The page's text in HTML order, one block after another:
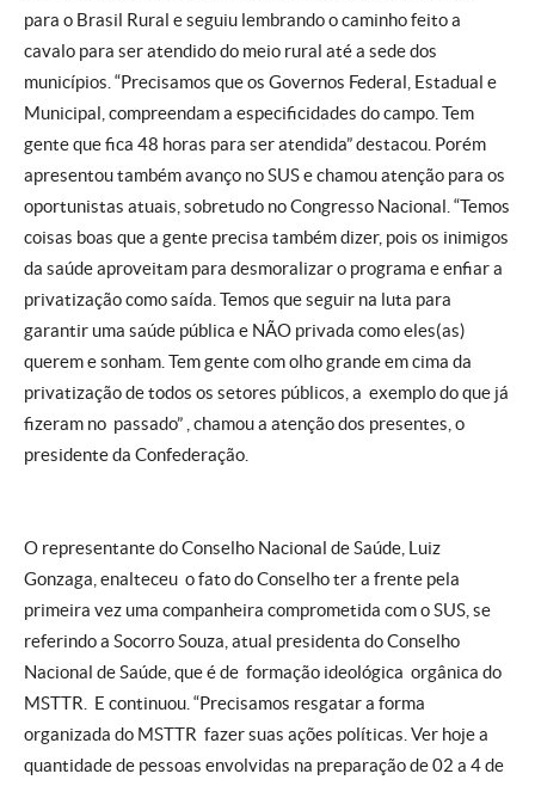
para o Brasil Rural e seguiu lembrando o caminho feito a
cavalo para ser atendido do meio rural até a sede dos
municípios. “Precisamos que os Governos Federal, Estadual e
Municipal, compreendam a especificidades do campo. Tem
gente que fica 48 horas para ser atendida” destacou. Porém
apresentou também avanço no SUS e chamou atenção para os
oportunistas atuais, sobretudo no Congresso Nacional. “Temos
coisas boas que a gente precisa também dizer, pois os inimigos
da saúde aproveitam para desmoralizar o programa e enfiar a
privatização como saída. Temos que seguir na luta para
garantir uma saúde pública e NÃO privada como eles(as)
querem e sonham. Tem gente com olho grande em cima da
privatização de todos os setores públicos, a exemplo do que já
fizeram no passado” , chamou a atenção dos presentes, o
presidente da Confederação.
O representante do Conselho Nacional de Saúde, Luiz
Gonzaga, enalteceu o fato do Conselho ter a frente pela
primeira vez uma companheira comprometida com o SUS, se
referindo a Socorro Souza, atual presidenta do Conselho
Nacional de Saúde, que é de formação ideológica orgânica do
MSTTR. E continuou. “Precisamos resgatar a forma
organizada do MSTTR fazer suas ações políticas. Ver hoje a
quantidade de pessoas envolvidas na preparação de 02 a 4 de